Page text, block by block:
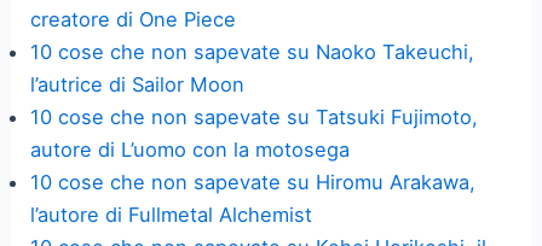
creatore di One Piece
10 cose che non sapevate su Naoko Takeuchi,
l’autrice di Sailor Moon
10 cose che non sapevate su Tatsuki Fujimoto,
autore di L’uomo con la motosega
10 cose che non sapevate su Hiromu Arakawa,
l’autore di Fullmetal Alchemist